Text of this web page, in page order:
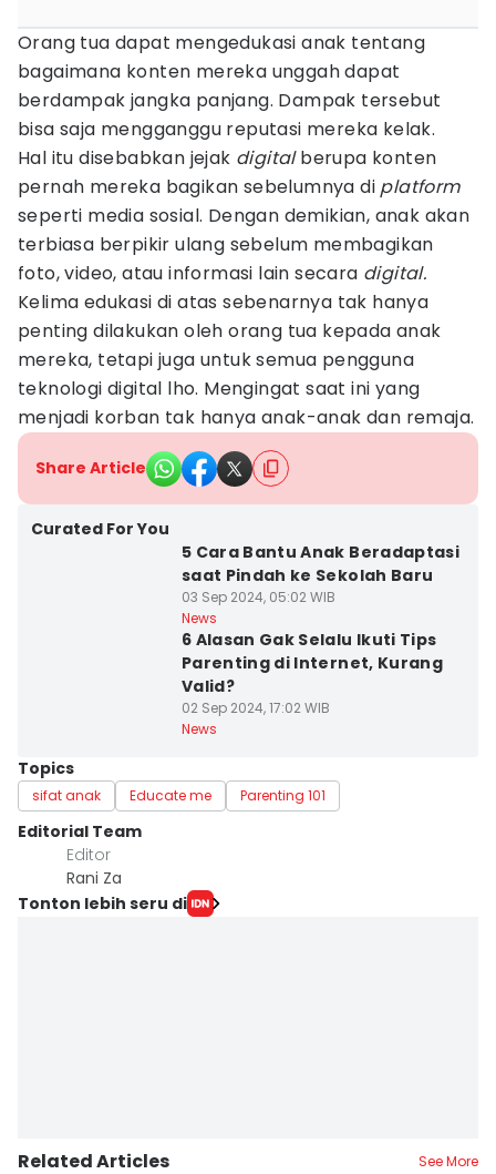
Orang tua dapat mengedukasi anak tentang
bagaimana konten mereka unggah dapat
berdampak jangka panjang. Dampak tersebut
bisa saja mengganggu reputasi mereka kelak.
Hal itu disebabkan jejak digitalberupa konten
pernah mereka bagikan sebelumnya di platform
seperti media sosial. Dengan demikian, anak akan
terbiasa berpikir ulang sebelum membagikan
foto, video, atau informasi lain secara digital.
Kelima edukasi di atas sebenarnya tak hanya
penting dilakukan oleh orang tua kepada anak
mereka, tetapi juga untuk semua pengguna
teknologi digital lho. Mengingat saat ini yang
menjadi korban tak hanya anak-anak dan remaja.
Share Article
Curated For You
5 Cara Bantu Anak Beradaptasi
saat Pindah ke Sekolah Baru
03 Sep 2024, 05:02 WIB
News
6 Alasan Gak Selalu Ikuti Tips
Parenting di Internet, Kurang
Valid?
02 Sep 2024, 17:02 WIB
News
Topics
sifat anak Educate me Parenting 101
Editorial Team
Editor
Rani Za
Tonton lebih seru di
Related Articles See More